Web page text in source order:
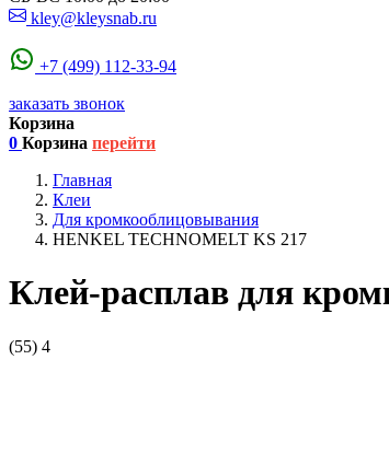
kley@kleysnab.ru
+7 (499) 112-33-94
заказать звонок
Корзина
0 Корзина перейти
Главная
Клеи
Для кромкооблицовывания
HENKEL TECHNOMELT KS 217
Клей-расплав для
(55) 4